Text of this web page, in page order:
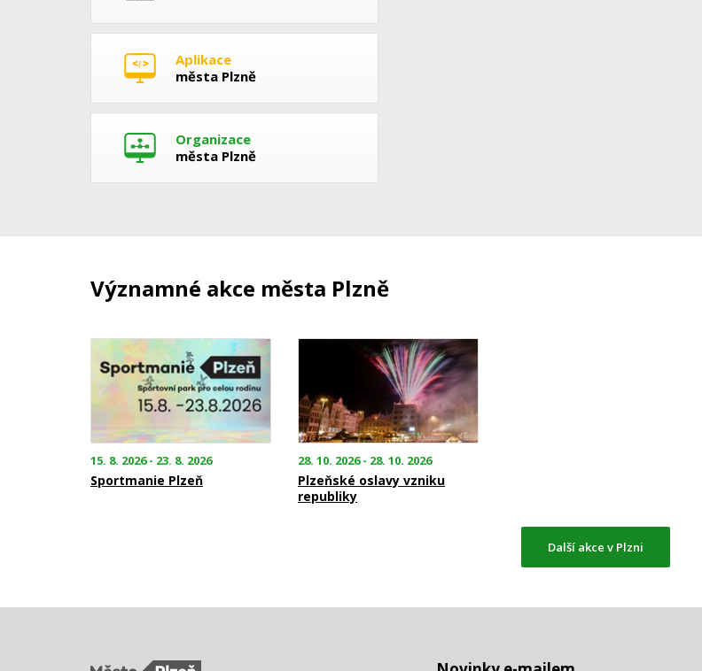
Aplikace
města Plzně
Organizace
města Plzně
Významné akce města Plzně
15. 8. 2026 - 23. 8. 2026
Sportmanie Plzeň
28. 10. 2026 - 28. 10. 2026
Plzeňské oslavy vzniku
republiky
Další akce v Plzni